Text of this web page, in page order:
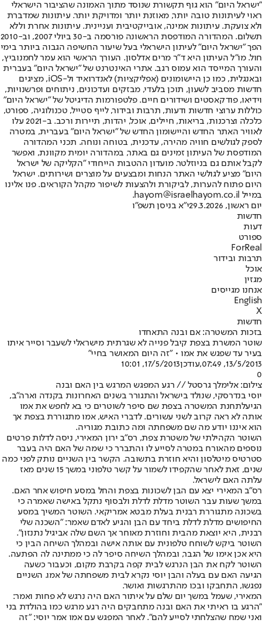
"ישראל היום" הוא גוף תקשורת שנוסד מתוך האמונה שהציבור הישראלי
ראוי לעיתונות טובה יותר, מאוזנת יותר ומדויקת יותר. עיתונות שמדברת
ולא צועקת. עיתונות אמינה, אובייקטיבית ועניינית. עיתונות אחרת וללא
תשלום. המהדורה המודפסת הראשונה פורסמה ב-30 ביולי 2007, וב-2010
הפך "ישראל היום" לעיתון הישראלי בעל שיעור החשיפה הגבוה ביותר בימי
חול. מו"ל העיתון היא ד"ר מרים אדלסון. העורך הראשי הוא עמר לחמנוביץ,
והעורך המייסד הוא עמוס רגב. אתרי האינטרנט של "ישראל היום" בעברית
ובאנגלית, כמו כן היישומונים (אפליקציות) לאנדרואיד ול-iOS, מציגים
חדשות מסביב לשעון, תוכן בלעדי, מבזקים ועדכונים, ניתוחים ופרשנויות,
וידיאו, פודקאסטים ושידורים חיים. פלטפורמות הדיגיטל של "ישראל היום"
כוללות ערוצי חדשות ודעות, תרבות ובידור, לייף סטייל, טכנולוגיה, ספורט,
כלכלה וצרכנות, בריאות, חיילים, אוכל, יהדות, תיירות ורכב. ב-2021 עלו
לאוויר האתר החדש והיישומון החדש של "ישראל היום" בעברית, במטרה
לספק לגולשים חוויה מהירה, עדכנית, בטוחה ונוחה. תכני המהדורה
המודפסת של העיתון זמינים גם באתר, במהדורה יומית מקוונת, ואפשר
לקבל אותם גם בניוזלטר. מועדון ההטבות הייחודי "הקליקה של ישראל
היום" מציע לגולשי האתר הנחות ומבצעים על מוצרים ושירותים. ישראל
היום פתוח להערות, לביקורת ולהצעות לשיפור מקהל הקוראים. פנו אלינו
במייל hayom@israelhayom.co.il.
יום ראשון, 29.3.2026
י"א בניסן תשפ"ו
חדשות
דעות
ספורט
ForReal
תרבות ובידור
אוכל
מגזין
אנחנו מגייסים
English
X
חדשות
בזכות המשטרה: אם ובנה התאחדו
שוטר המשרת בצפת קיבל פנייה לא שגרתית מישראלי לשעבר וסייר איתו
בעיר עד שפגש את אמו • "זה היום המאושר בחיי"
13/5/2013, 07:49
,עודכן17/5/2013, 10:01
0
צילום: אלימלך גרסטל // רגע המפגש המרגש בין האם ובנה
יוסי בנדרסקי, שנולד בישראל והתגורר בשנים האחרונות בקנדה וארה"ב,
הגיעלתחנת המשטרה בצפת שם סיפר לשוטרים כי בא לחפש את אמו
אותה לא ראה קרוב לשני עשורים. לדברי האיש, אמו מתגוררת בצפת אך
הוא איננו יודע מה שם משפחתה ומה כתובת מגוריה.
השוטר הקהילתי של משטרת צפת, רס"ב ירון המאירי, ניסה לדלות פרטים
נוספים מהאורח במטרה לסייע לו והתברר כי שמה של האם היה בעבר
סטרטיס מיטלסון והיא חוזרת בתשובה. הקשר בין השניים נותק לפני כמה
שנים, זאת לאחר שהקפידו לשמור על קשר טלפוני במשך 15 שנים מאז
עלתה האם לישראל.
רס"ב המאירי יצא עם הבן לשכונות בצפת והחל במסע חיפוש אחר האם.
במשך שעות עבר השוטר מדלת לדלת ולבסוף נתקל באישה שאמרה כי
בשכונה מתגוררת רבנית בעלת מבטא אמריקאי. השוטר המשיך במסע
החיפושים מדלת לדלת ביחד עם הבן והגיע לאדם שאמר: "השכנה שלי
רבנית, היא יוצאת מהבית וחוזרת מאוחר אך השם שלה אביגיל נתנזון".
השוטר ביקש לשוחח טלפונית עם אותה אישה ובמהלך השיחה הבין כי
היא אכן אימו של הגבר, ובמהלך השיחה סיפר לה כי ממתינה לה הפתעה.
השוטר לקח את הבן הנרגש לבית קפה בקרבת מקום, וכעבור כשעה
הגיעה האם עם בעלה והבן יוסי נקרא לבית משפחתה של אמו. השניים
נפגשו, התחבקו ובכו מהתרגשות ואושר.
המאירי, שעמל במשך יום שלם על איתור האם היה נרגש לא פחות ואמר:
"הרגע בו ראיתי את האם ובנה מתחבקים היה רגע מרגש כמו בהולדת בני
ואני שמח שהצלחתי לסייע להם". לאחר המפגש עם אמו אמר יוסי: "זה